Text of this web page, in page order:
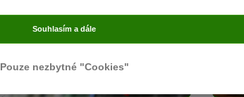
Pouze nezbytné "Cookies"
Souhlasím a dále